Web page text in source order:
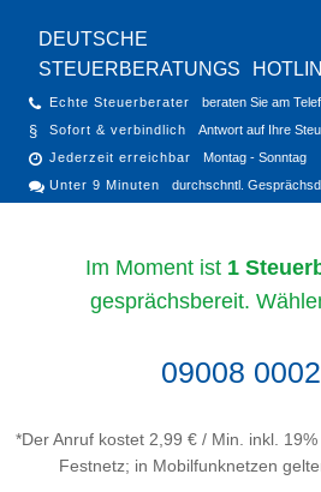
DEUTSCHE
STEUERBERATUNGS
Echte Steuerberater
beraten Sie am
Sofort & verbindlich
Antwort auf Ihre
Jederzeit erreichbar
Montag - Sonntag
Unter 9 Minuten
durchschntl.
Im Moment ist 1
gesprächsbereit.
09008
*Der Anruf kostet 2,99 € / Min. inkl.
Festnetz; in Mobilfunknetzen